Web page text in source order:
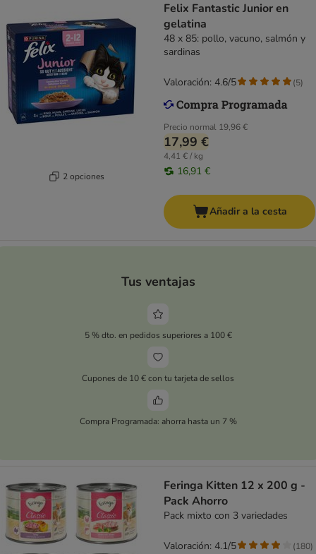
2 opciones
Felix Fantastic Junior en
gelatina
48 x 85: pollo, vacuno, salmón y
sardinas
Precio normal 19,96 €
17,99 €
4,41 € / kg
16,91 €
Valoración: 4.6/5 (5)
Añadir a la cesta
Tus ventajas
5 % dto. en pedidos superiores a 100 €
Cupones de 10 € con tu tarjeta de sellos
Compra Programada: ahorra hasta un 7 %
Feringa Kitten 12 x 200 g -
Pack Ahorro
Pack mixto con 3 variedades
Valoración: 4.1/5 (180)